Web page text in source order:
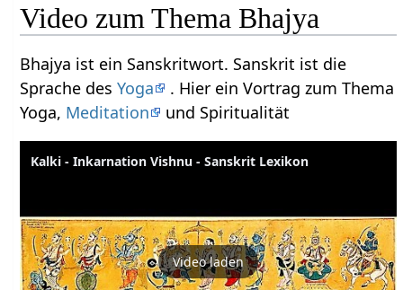
Video zum Thema Bhajya
Bhajya ist ein Sanskritwort. Sanskrit ist die
Sprache desYoga
. Hier ein Vortrag zum Thema
Yoga, Meditation und Spiritualität
Kalki - Inkarnation Vishnu - Sanskrit Lexikon
Video laden